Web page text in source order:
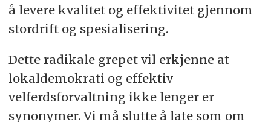
å levere kvalitet og effektivitet gjennom
stordrift og spesialisering.
Dette radikale grepet vil erkjenne at
lokaldemokrati og effektiv
velferdsforvaltning ikke lenger er
synonymer. Vi må slutte å late som om